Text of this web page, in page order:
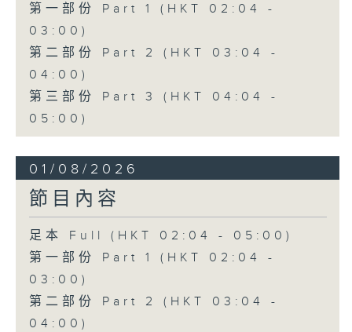
第一部份 Part 1 (HKT 02:04 -
03:00)
第二部份 Part 2 (HKT 03:04 -
04:00)
第三部份 Part 3 (HKT 04:04 -
05:00)
01/08/2026
節目內容
足本 Full (HKT 02:04 - 05:00)
第一部份 Part 1 (HKT 02:04 -
03:00)
第二部份 Part 2 (HKT 03:04 -
04:00)